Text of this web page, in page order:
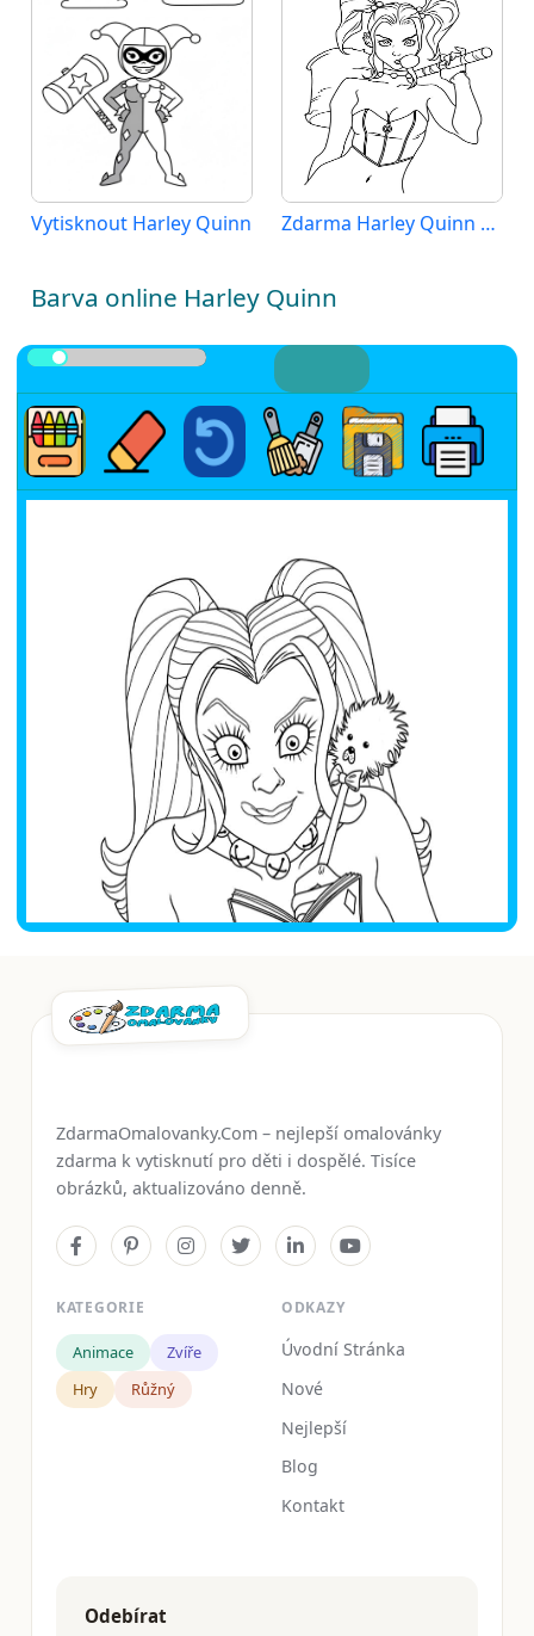
Vytisknout Harley Quinn Zdarma Harley Quinn k tisku
Barva online Harley Quinn
ZdarmaOmalovanky.Com – nejlepší omalovánky
zdarma k vytisknutí pro děti i dospělé. Tisíce
obrázků, aktualizováno denně.
KATEGORIE
Animace
Zvíře
Hry
Růžný
ODKAZY
Úvodní Stránka
Nové
Nejlepší
Blog
Kontakt
Odebírat